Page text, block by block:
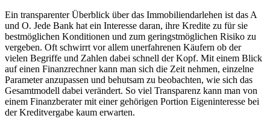
Ein transparenter Überblick über das Immobiliendarlehen ist das A
und O. Jede Bank hat ein Interesse daran, ihre Kredite zu für sie
bestmöglichen Konditionen und zum geringstmöglichen Risiko zu
vergeben. Oft schwirrt vor allem unerfahrenen Käufern ob der
vielen Begriffe und Zahlen dabei schnell der Kopf. Mit einem Blick
auf einen Finanzrechner kann man sich die Zeit nehmen, einzelne
Parameter anzupassen und behutsam zu beobachten, wie sich das
Gesamtmodell dabei verändert. So viel Transparenz kann man von
einem Finanzberater mit einer gehörigen Portion Eigeninteresse bei
der Kreditvergabe kaum erwarten.